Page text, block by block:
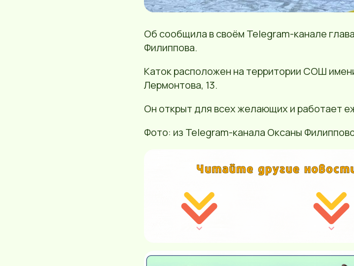
Об сообщила в своём Telegram-канале
Филиппова.
Каток расположен на территории СОШ
Лермонтова, 13.
Он открыт для всех желающих и работает
Фото: из Telegram-канала Оксаны